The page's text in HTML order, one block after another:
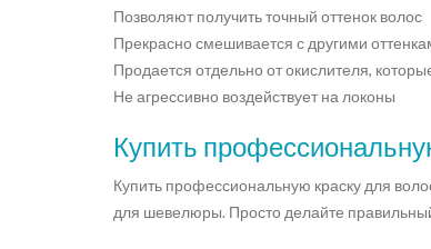
Позволяют получить точный оттенок волос
Прекрасно смешивается с другими
Продается отдельно от окислителя,
Не агрессивно воздействует на локоны
Купить
Купить профессиональную краску для
для шевелюры. Просто делайте